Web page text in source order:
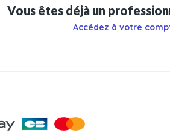
Vous êtes déjà un
Accédez à votre